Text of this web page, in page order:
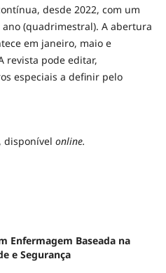
desde 2022, com um
(quadrimestral). A abertura
em janeiro, maio e
revista pode editar,
especiais a definir pelo
disponível online.
Enfermagem Baseada na
e Segurança